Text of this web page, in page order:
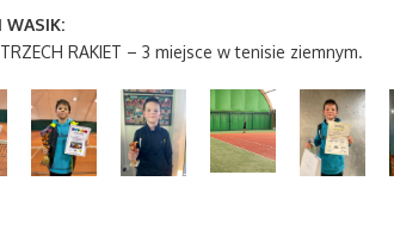
WASIK:
TRZECH RAKIET – 3 miejsce w tenisie ziemnym.